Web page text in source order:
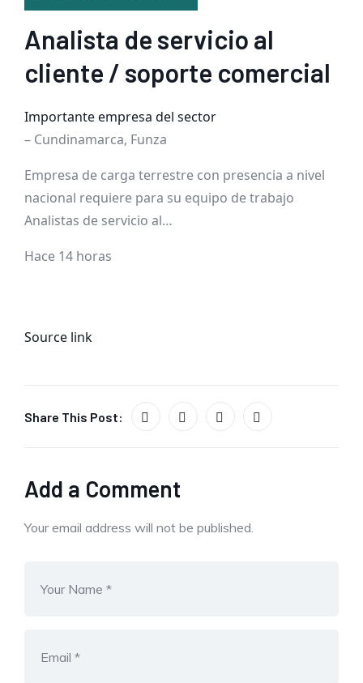
Analista de servicio al
cliente / soporte comercial
Importante empresa del sector
– Cundinamarca, Funza
Empresa de carga terrestre con presencia a nivel
nacional requiere para su equipo de trabajo
Analistas de servicio al…
Hace 14 horas
Source link
Share This Post:
Add a Comment
Your email address will not be published.